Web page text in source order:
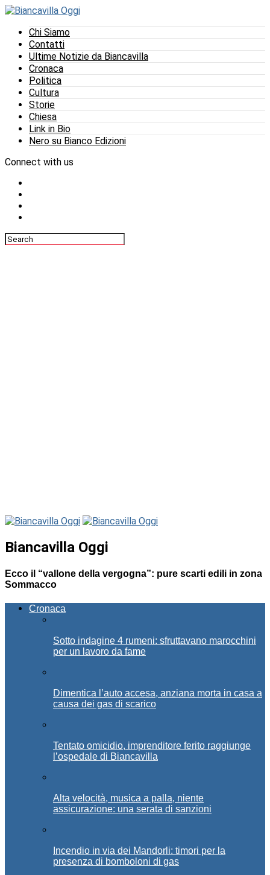
Chi Siamo
Contatti
Ultime Notizie da Biancavilla
Cronaca
Politica
Cultura
Storie
Chiesa
Link in Bio
Nero su Bianco Edizioni
Connect with us
Biancavilla Oggi
Ecco il “vallone della vergogna”: pure scarti edili in zona
Sommacco
Cronaca
Sotto indagine 4 rumeni: sfruttavano marocchini
per un lavoro da fame
Dimentica l’auto accesa, anziana morta in casa a
causa dei gas di scarico
Tentato omicidio, imprenditore ferito raggiunge
l’ospedale di Biancavilla
Alta velocità, musica a palla, niente
assicurazione: una serata di sanzioni
Incendio in via dei Mandorli: timori per la
presenza di bomboloni di gas